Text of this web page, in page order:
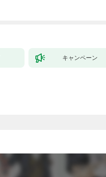
キャンペーン